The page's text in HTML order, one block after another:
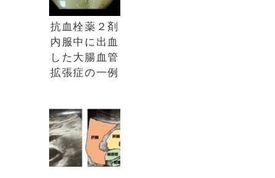
抗血栓薬２剤
内服中に出血
した大腸血管
拡張症の一例